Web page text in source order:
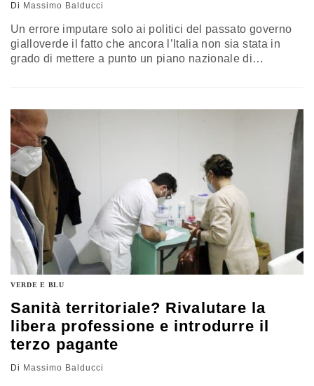
Di Massimo Balducci
Un errore imputare solo ai politici del passato governo
gialloverde il fatto che ancora l’Italia non sia stata in
grado di mettere a punto un piano nazionale di
amministrativa. L’analisi di Massimo Balducci
VERDE E BLU
Sanità territoriale? Rivalutare la
libera professione e introdurre il
terzo pagante
Di Massimo Balducci